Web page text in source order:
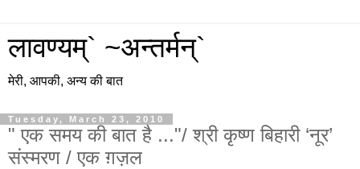
लावण्यम्` ~अन्तर्मन्`
मेरी, आपकी, अन्य की बात
Tuesday, March 23, 2010
" एक समय की बात है ..."/ श्री कृष्‍ण बिहारी ‘नूर’
संस्‍मरण / एक ग़ज़ल